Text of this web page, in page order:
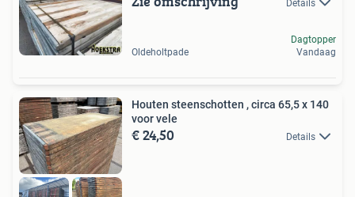
Details
Oldeholtpade
Dagtopper
Vandaag
Houten steenschotten , circa 65,5 x 140
voor vele
€ 24,50 Details